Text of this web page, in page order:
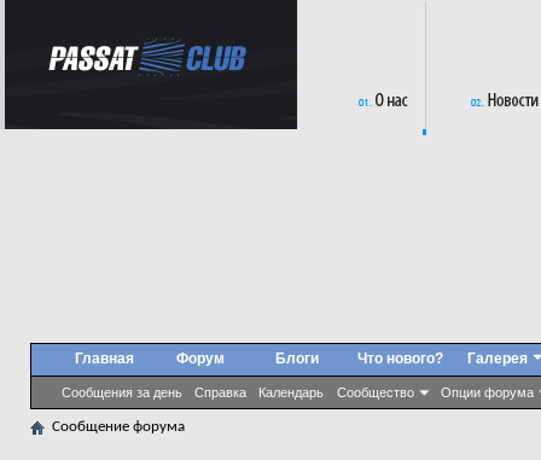
Главная Форум
Сообщения за день Справка Календарь Сообщество Опции форума
Блоги Что нового? Галерея
Сообщение форума